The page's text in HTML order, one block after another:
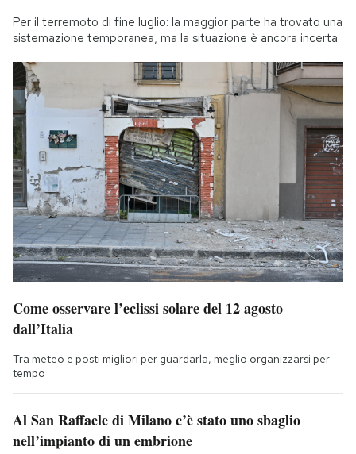
Per il terremoto di fine luglio: la maggior parte ha trovato una
sistemazione temporanea, ma la situazione è ancora incerta
Come osservare l’eclissi solare del 12 agosto
dall’Italia
Tra meteo e posti migliori per guardarla, meglio organizzarsi per
tempo
Al San Raffaele di Milano c’è stato uno sbaglio
nell’impianto di un embrione